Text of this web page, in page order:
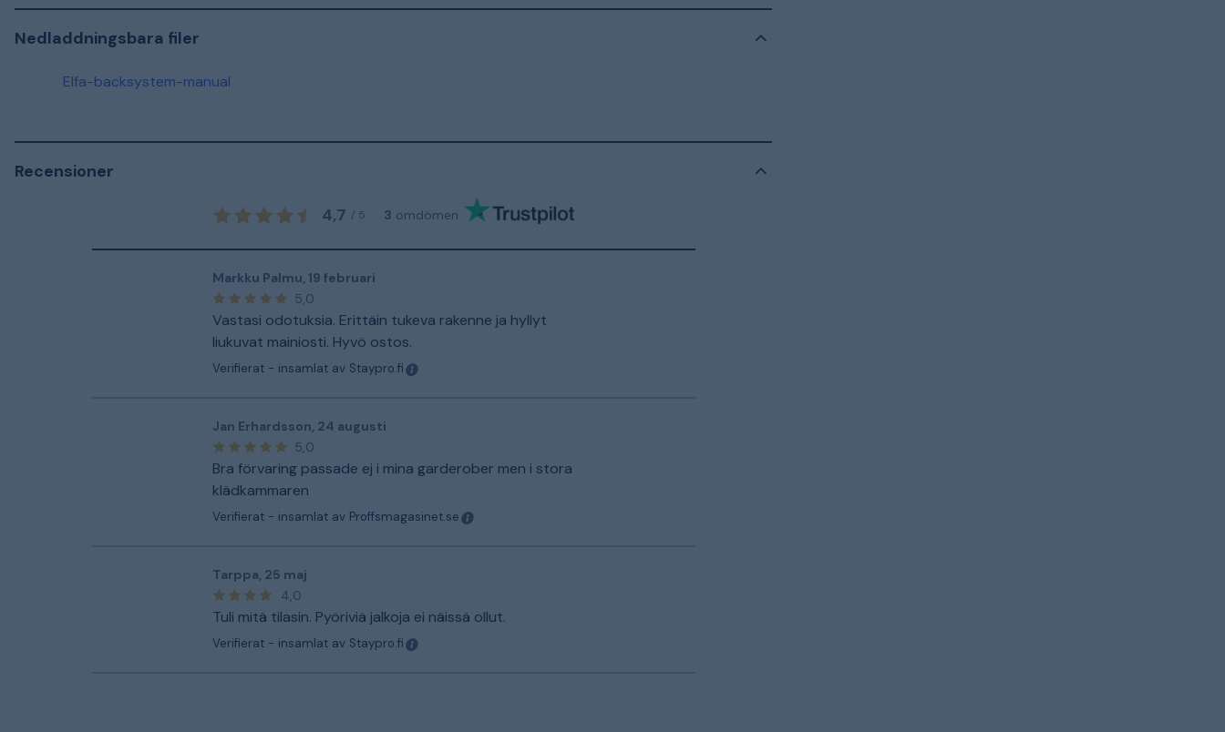
Nedladdningsbara filer
Elfa-backsystem-manual
Recensioner
4,7 / 5 3 omdömen
Markku Palmu, 19 februari
5,0
Vastasi odotuksia. Erittäin tukeva rakenne ja hyllyt
liukuvat mainiosti. Hyvö ostos.
Verifierat - insamlat av Staypro.fi
Jan Erhardsson, 24 augusti
5,0
Bra förvaring passade ej i mina garderober men i stora
klädkammaren
Verifierat - insamlat av Proffsmagasinet.se
Tarppa, 25 maj
4,0
Tuli mitä tilasin. Pyöriviä jalkoja ei näissä ollut.
Verifierat - insamlat av Staypro.fi